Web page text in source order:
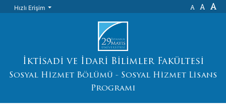
Hızlı Erişim A A A
İktisadi ve İdari Bilimler Fakültesi
Sosyal Hizmet Bölümü - Sosyal Hizmet Lisans
Programı